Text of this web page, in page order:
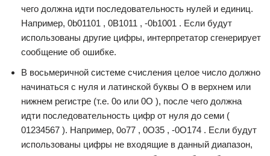
чего должна идти последовательность нулей и единиц.
Например, 0b01101 , 0B1011 , -0b1001 . Если будут
использованы другие цифры, интерпретатор сгенерирует
сообщение об ошибке.
В восьмеричной системе счисления целое число должно
начинаться с нуля и латинской буквы O в верхнем или
нижнем регистре (т.е. 0o или 0O ), после чего должна
идти последовательность цифр от нуля до семи (
01234567 ). Например, 0o77 , 0O35 , -0O174 . Если будут
использованы цифры не входящие в данный диапазон,